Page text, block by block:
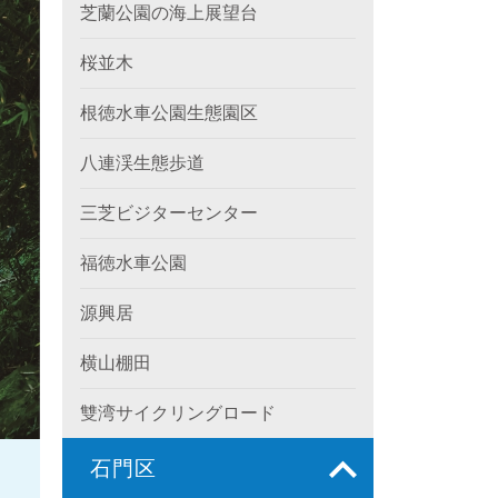
芝蘭公園の海上展望台
桜並木
根徳水車公園生態園区
八連渓生態歩道
三芝ビジターセンター
福徳水車公園
源興居
横山棚田
雙湾サイクリングロード
石門区